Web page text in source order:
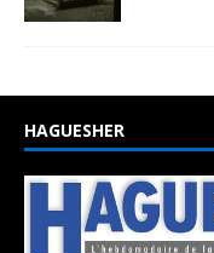
HAGUESHER